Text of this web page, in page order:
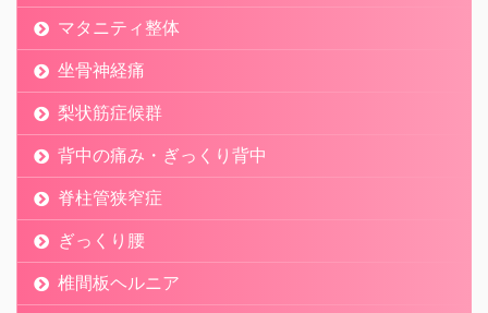
マタニティ整体
坐骨神経痛
梨状筋症候群
背中の痛み・ぎっくり背中
脊柱管狭窄症
ぎっくり腰
椎間板ヘルニア